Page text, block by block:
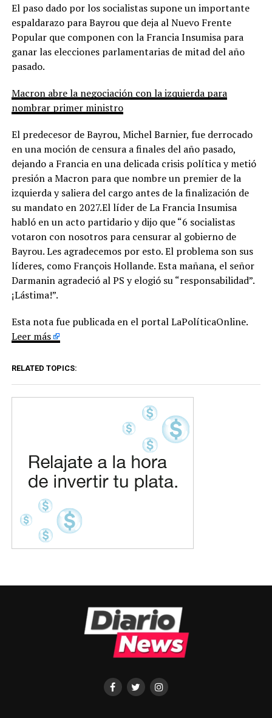
El paso dado por los socialistas supone un importante
espaldarazo para Bayrou que deja al Nuevo Frente
Popular que componen con la Francia Insumisa para
ganar las elecciones parlamentarias de mitad del año
pasado.
Macron abre la negociación con la izquierda para
nombrar primer ministro
El predecesor de Bayrou, Michel Barnier, fue derrocado
en una moción de censura a finales del año pasado,
dejando a Francia en una delicada crisis política y metió
presión a Macron para que nombre un premier de la
izquierda y saliera del cargo antes de la finalización de
su mandato en 2027.El líder de La Francia Insumisa
habló en un acto partidario y dijo que “6 socialistas
votaron con nosotros para censurar al gobierno de
Bayrou. Les agradecemos por esto. El problema son sus
líderes, como François Hollande. Esta mañana, el señor
Darmanin agradeció al PS y elogió su “responsabilidad”.
¡Lástima!”.
Esta nota fue publicada en el portal LaPolíticaOnline.
Leer más
RELATED TOPICS: